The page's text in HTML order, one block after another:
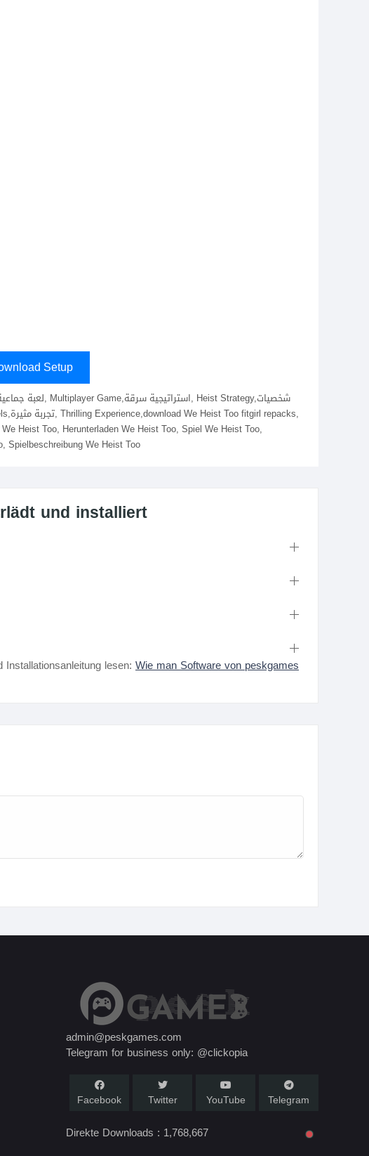
Setup
Heist Too, Herunterladen We Heist Too, Spiel We Heist Too,
Spielbeschreibung We Heist Too
und installiert
lesen: Wie man Software von peskgames
admin@peskgames.com
Telegram for business only: @clickopia
Facebook Twitter YouTube Telegram
Direkte Downloads : 1,768,667